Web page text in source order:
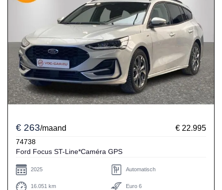
€ 263/maand € 22.995
74738
Ford Focus ST-Line*Caméra GPS
2025 Automatisch
16.051 km Euro 6